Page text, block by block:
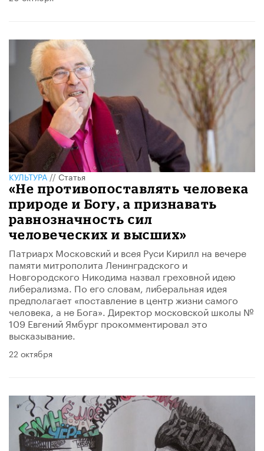
КУЛЬТУРА//Статья
«Не противопоставлять человека
природе и Богу, а признавать
равнозначность сил
человеческих и высших»
Патриарх Московский и всея Руси Кирилл на вечере
памяти митрополита Ленинградского и
Новгородского Никодима назвал греховной идею
либерализма. По его словам, либеральная идея
предполагает «поставление в центр жизни самого
человека, а не Бога». Директор московской школы №
109 Евгений Ямбург прокомментировал это
высказывание.
22 октября